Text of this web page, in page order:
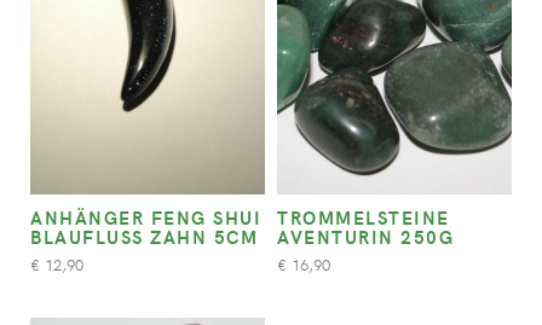
ANHÄNGER FENG SHUI
BLAUFLUSS ZAHN 5CM
€ 12,90
TROMMELSTEINE
AVENTURIN 250G
€ 16,90